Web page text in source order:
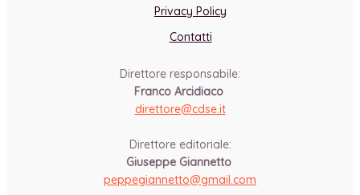
Privacy Policy
Contatti
Direttore responsabile:
Franco Arcidiaco
direttore@cdse.it
Direttore editoriale:
Giuseppe Giannetto
peppegiannetto@gmail.com